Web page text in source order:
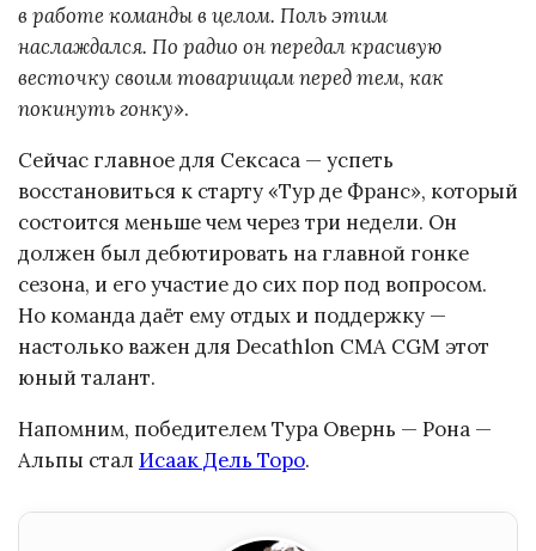
в работе команды в целом. Поль этим
наслаждался. По радио он передал красивую
весточку своим товарищам перед тем, как
покинуть гонку».
Сейчас главное для Сексаса — успеть
восстановиться к старту «Тур де Франс», который
состоится меньше чем через три недели. Он
должен был дебютировать на главной гонке
сезона, и его участие до сих пор под вопросом.
Но команда даёт ему отдых и поддержку —
настолько важен для Decathlon CMA CGM этот
юный талант.
Напомним, победителем Тура Овернь — Рона —
Альпы стал Исаак Дель Торо.